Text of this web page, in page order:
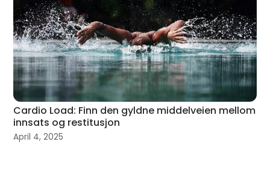
Cardio Load: Finn den gyldne middelveien mellom
innsats og restitusjon
April 4, 2025